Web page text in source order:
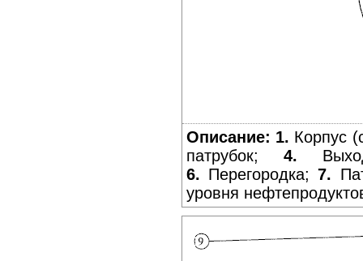
Описание: 1. Корпус
патрубок; 4.
6. Перегородка;7.
уровня